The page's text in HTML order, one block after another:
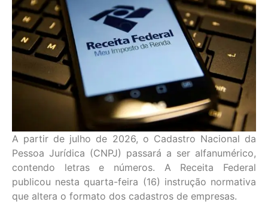
A partir de julho de 2026, o Cadastro Nacional da
Pessoa Jurídica (CNPJ) passará a ser alfanumérico,
contendo letras e números. A Receita Federal
publicou nesta quarta-feira (16) instrução normativa
que altera o formato dos cadastros de empresas.